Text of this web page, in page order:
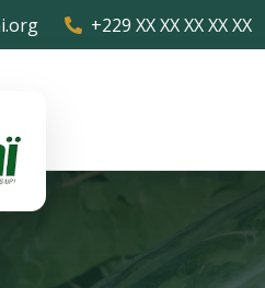
+229 XX XX XX XX XX